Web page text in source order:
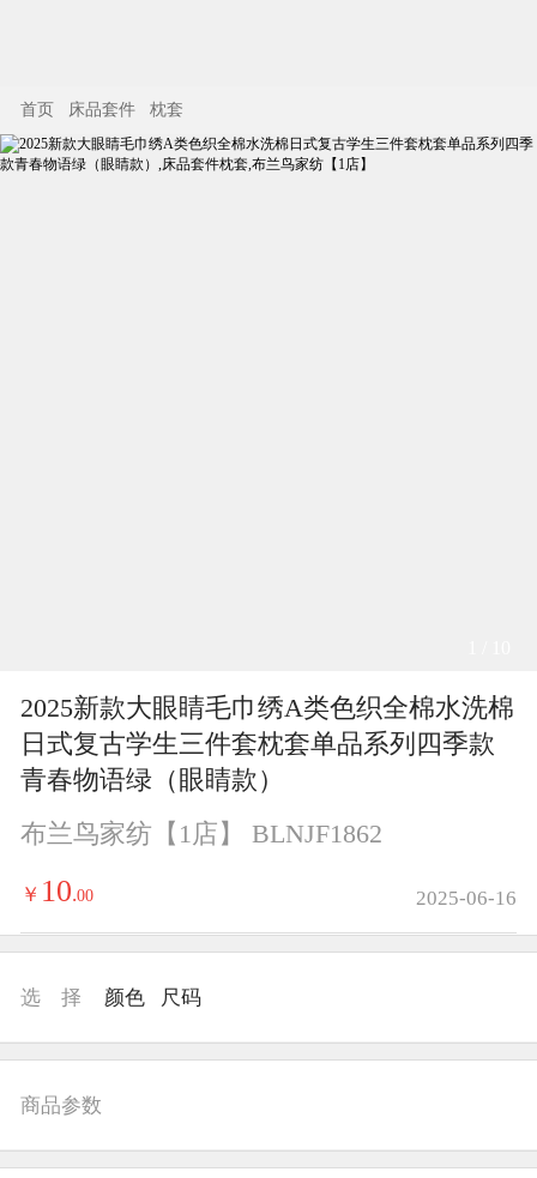
首页 床品套件 枕套
2025新款大眼睛毛巾绣A类色织全棉水洗棉
日式复古学生三件套枕套单品系列四季款
青春物语绿（眼睛款）
布兰鸟家纺【1店】 BLNJF1862
￥ 10.00 2025-06-16
选 择 颜色 尺码
商品参数